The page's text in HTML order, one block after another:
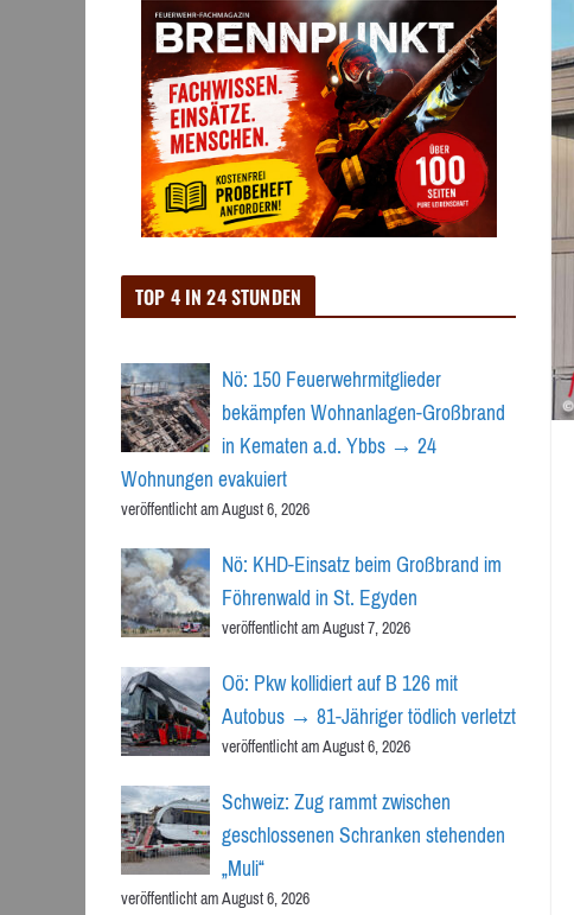
TOP 4 IN 24 STUNDEN
Nö: 150 Feuerwehrmitglieder
bekämpfen Wohnanlagen-Großbrand
in Kematen a.d. Ybbs → 24
Wohnungen evakuiert
veröffentlicht am August 6, 2026
Nö: KHD-Einsatz beim Großbrand im
Föhrenwald in St. Egyden
veröffentlicht am August 7, 2026
Oö: Pkw kollidiert auf B 126 mit
Autobus → 81-Jähriger tödlich verletzt
veröffentlicht am August 6, 2026
Schweiz: Zug rammt zwischen
geschlossenen Schranken stehenden
„Muli“
veröffentlicht am August 6, 2026